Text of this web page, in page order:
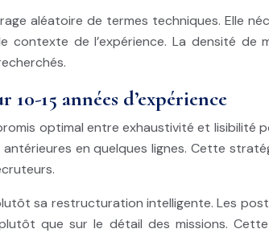
aléatoire de termes techniques. Elle
de l’expérience. La densité
15 années d’expérience
optimal entre exhaustivité et
en quelques lignes. Cette
sa restructuration intelligente. Les
que sur le détail des missions.